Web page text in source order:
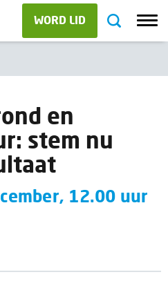
WORD LID
en
stem nu
12.00 uur